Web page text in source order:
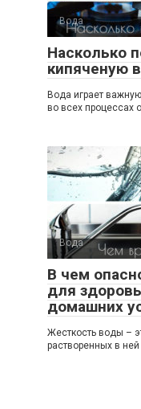
Вода
Насколько
кипяченую
Вода играет
во всех процессах
Вода
В чем
для
домашних
Жесткость воды –
растворенных в